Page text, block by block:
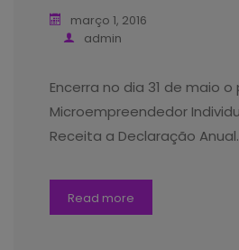
março 1, 2016
admin
Encerra no dia 31 de maio
Microempreendedor
Receita a Declaração
Read more